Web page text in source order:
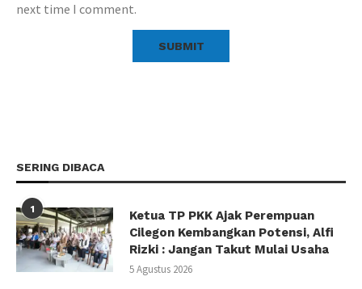
next time I comment.
SERING DIBACA
1
Ketua TP PKK Ajak Perempuan
Cilegon Kembangkan Potensi, Alfi
Rizki : Jangan Takut Mulai Usaha
5 Agustus 2026